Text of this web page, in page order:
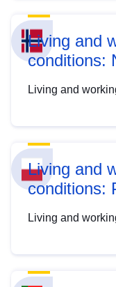
Living and
conditions:
Living and
Living and
conditions:
Living and